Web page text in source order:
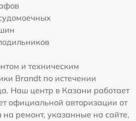
и техническим
Brandt по истечении
Наш центр в Казани работает
официальной авторизации от
ремонт, указанные на сайте,